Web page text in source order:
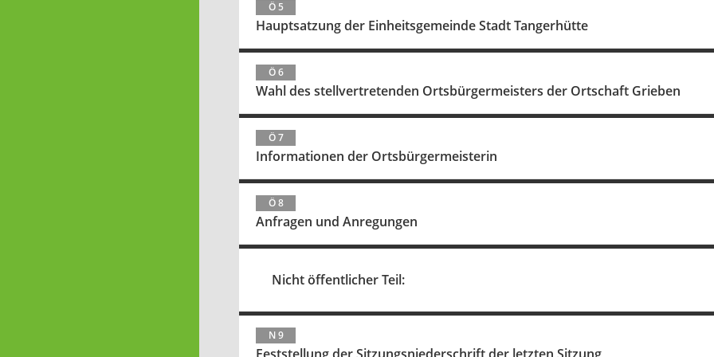
Ö 5
Hauptsatzung der Einheitsgemeinde Stadt Tangerhütte
Ö 6
Wahl des stellvertretenden Ortsbürgermeisters der Ortschaft Grieben
Ö 7
Informationen der Ortsbürgermeisterin
Ö 8
Anfragen und Anregungen
Nicht öffentlicher Teil:
N 9